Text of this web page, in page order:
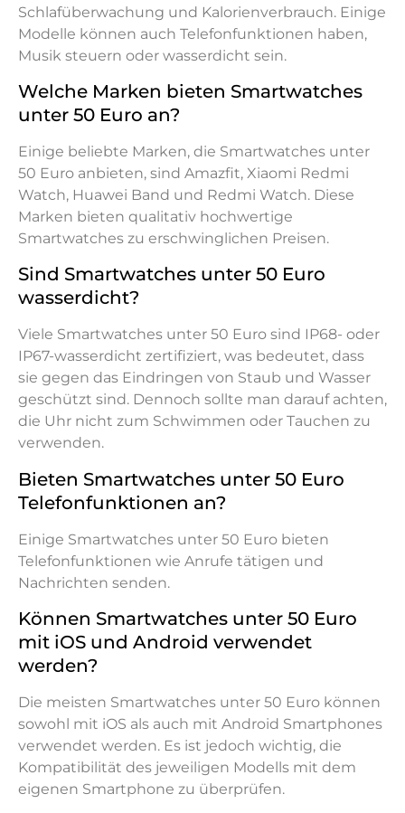
Schlafüberwachung und Kalorienverbrauch. Einige
Modelle können auch Telefonfunktionen haben,
Musik steuern oder wasserdicht sein.
Welche Marken bieten Smartwatches
unter 50 Euro an?
Einige beliebte Marken, die Smartwatches unter
50 Euro anbieten, sind Amazfit, Xiaomi Redmi
Watch, Huawei Band und Redmi Watch. Diese
Marken bieten qualitativ hochwertige
Smartwatches zu erschwinglichen Preisen.
Sind Smartwatches unter 50 Euro
wasserdicht?
Viele Smartwatches unter 50 Euro sind IP68- oder
IP67-wasserdicht zertifiziert, was bedeutet, dass
sie gegen das Eindringen von Staub und Wasser
geschützt sind. Dennoch sollte man darauf achten,
die Uhr nicht zum Schwimmen oder Tauchen zu
verwenden.
Bieten Smartwatches unter 50 Euro
Telefonfunktionen an?
Einige Smartwatches unter 50 Euro bieten
Telefonfunktionen wie Anrufe tätigen und
Nachrichten senden.
Können Smartwatches unter 50 Euro
mit iOS und Android verwendet
werden?
Die meisten Smartwatches unter 50 Euro können
sowohl mit iOS als auch mit Android Smartphones
verwendet werden. Es ist jedoch wichtig, die
Kompatibilität des jeweiligen Modells mit dem
eigenen Smartphone zu überprüfen.